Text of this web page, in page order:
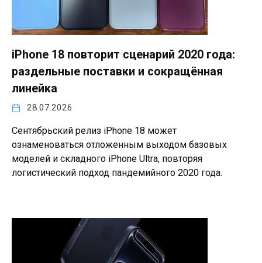
iPhone 18 повторит сценарий 2020 года:
раздельные поставки и сокращённая
линейка
28.07.2026
Сентябрьский релиз iPhone 18 может
ознаменоваться отложенным выходом базовых
моделей и складного iPhone Ultra, повторяя
логистический подход пандемийного 2020 года.